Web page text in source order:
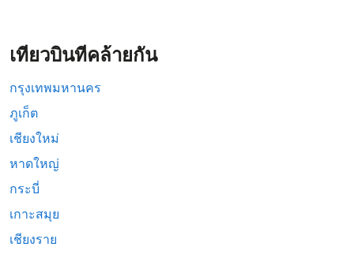
เที่ยวบินที่คล้ายกัน
กรุงเทพมหานคร
ภูเก็ต
เชียงใหม่
หาดใหญ่
กระบี่
เกาะสมุย
เชียงราย